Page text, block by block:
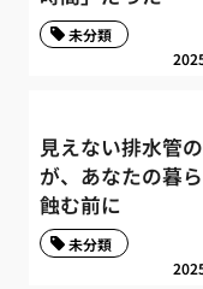
未分類
見えない排水管
が、あなたの暮
蝕む前に
未分類